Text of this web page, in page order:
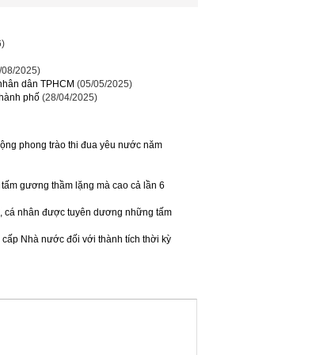
08/2025)
dân TPHCM(05/05/2025)
phố(28/04/2025)
phong trào thi đua yêu nước năm
gương thầm lặng mà cao cả lần 6
cá nhân được tuyên dương những tấm
Nhà nước đối với thành tích thời kỳ